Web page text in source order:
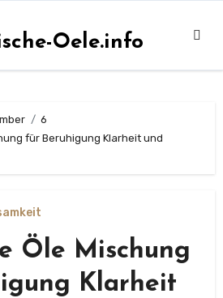
Oele.info
6
für Beruhigung Klarheit und
Öle Mischung
Klarheit